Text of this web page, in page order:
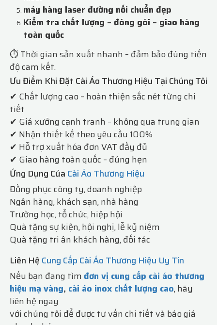
máy hàng laser đường nối chuẩn đẹp
Kiểm tra chất lượng – đóng gói – giao hàng
toàn quốc
⏱ Thời gian sản xuất nhanh – đảm bảo đúng tiến
độ cam kết.
Ưu Điểm Khi Đặt Cài Áo Thương Hiệu Tại Chúng Tôi
✔ Chất lượng cao – hoàn thiện sắc nét từng chi
tiết
✔ Giá xưởng cạnh tranh – không qua trung gian
✔ Nhận thiết kế theo yêu cầu 100%
✔ Hỗ trợ xuất hóa đơn VAT đầy đủ
✔ Giao hàng toàn quốc – đúng hẹn
Ứng Dụng Của Cài Áo Thương Hiệu
Đồng phục công ty, doanh nghiệp
Ngân hàng, khách sạn, nhà hàng
Trường học, tổ chức, hiệp hội
Quà tặng sự kiện, hội nghị, lễ kỷ niệm
Quà tặng tri ân khách hàng, đối tác
Liên Hệ Cung Cấp Cài Áo Thương Hiệu Uy Tín
Nếu bạn đang tìmđơn vị cung cấp cài áo thương
hiệu mạ vàng, cài áo inox chất lượng cao, hãy
liên hệ ngay
với chúng tôi để được tư vấn chi tiết và báo giá